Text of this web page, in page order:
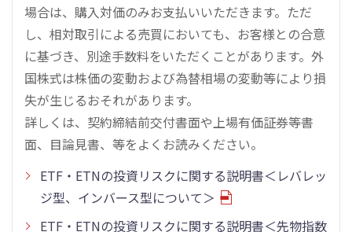
場合は、購入対価のみお支払いいただきます。ただ
し、相対取引による売買においても、お客様との合意
に基づき、別途手数料をいただくことがあります。外
国株式は株価の変動および為替相場の変動等により損
失が生じるおそれがあります。
詳しくは、契約締結前交付書面や上場有価証券等書
面、目論見書、等をよくお読みください。
ETF・ETNの投資リスクに関する説明書＜レバレッ
ジ型、インバース型について＞
ETF・ETNの投資リスクに関する説明書＜先物指数